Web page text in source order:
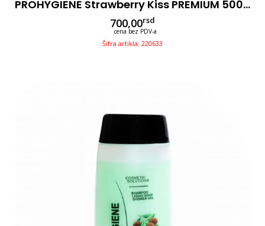
PROHYGIENE Strawberry Kiss PREMIUM 500ml Sa Pumpicom 3u1
700,00rsd
cena bez PDV-a
Šifra artikla: 220633